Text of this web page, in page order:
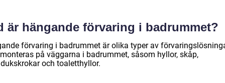
är hängande förvaring i badrummet?
förvaring i badrummet är olika typer av
på väggarna i badrummet, såsom hyllor, skåp,
och toaletthyllor.